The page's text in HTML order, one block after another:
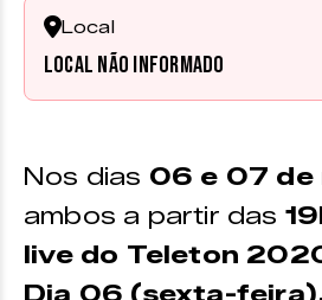
Local
Local não informado
Nos dias 06 e 07 de
ambos a partir das
live do Teleton
Dia 06 (sexta-